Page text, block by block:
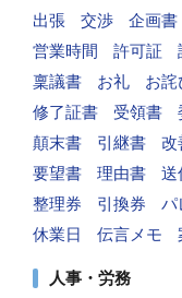
出張
交渉 企画書
営業時間
許可証
稟議書
お礼 お詫
修了証書
受領書
顛末書
引継書 改
要望書
理由書 送
整理券
引換券 パ
休業日
伝言メモ
人事・労務